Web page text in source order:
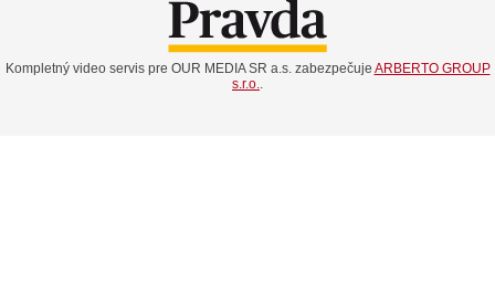
Kompletný video servis pre OUR MEDIA SR a.s. zabezpečuje ARBERTO GROUP
s.r.o..